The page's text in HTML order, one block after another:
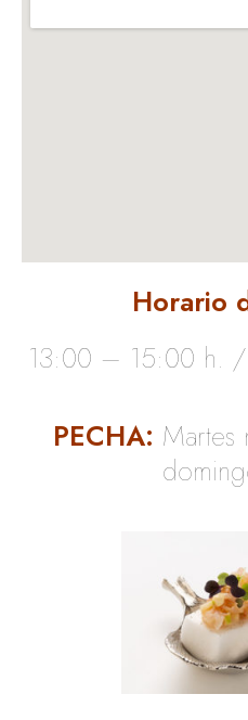
Horario
13:00 – 15:00 h.
PECHA: Martes